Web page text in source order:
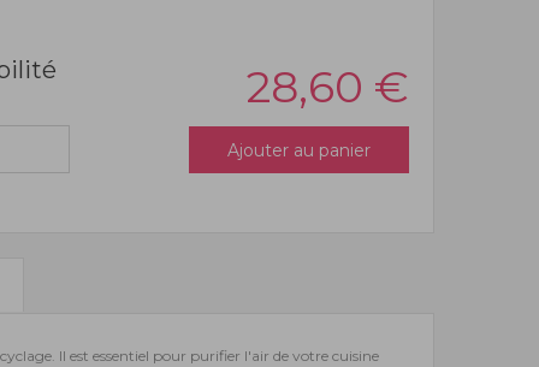
28,60 €
Ajouter au panier
Il est essentiel pour purifier l'air de votre cuisine